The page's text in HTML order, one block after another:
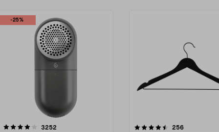
-25%
3252
4.5av 5 stjärnor 256recensioner
4.0av 5 stjärnor